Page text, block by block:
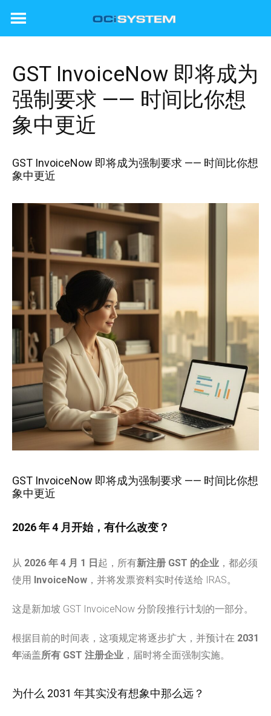
GST InvoiceNow 即将成为
强制要求 —— 时间比你想
象中更近
GST InvoiceNow 即将成为强制要求 —— 时间比你想
象中更近
GST InvoiceNow 即将成为强制要求 —— 时间比你想
象中更近
2026 年 4 月开始，有什么改变？
从 2026 年 4 月 1 日 起，所有新注册 GST 的企业 ，都必须
使用 InvoiceNow ，并将发票资料实时传送给 IRAS。
这是新加坡 GST InvoiceNow 分阶段推行计划的一部分。
根据目前的时间表，这项规定将逐步扩大，并预计在 2031
年涵盖所有 GST 注册企业 ，届时将全面强制实施。
为什么 2031 年其实没有想象中那么远？